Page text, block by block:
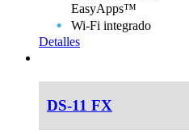
EasyApps™
Wi-Fi integrado
Detalles
DS-11 FX